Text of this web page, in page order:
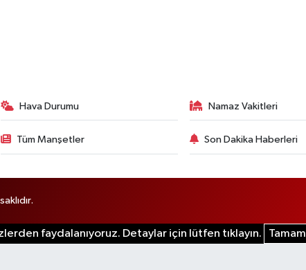
Hava Durumu Namaz Vakitleri
Tüm Manşetler Son Dakika Haberleri
faydalanıyoruz. Detaylar için lütfen tıklayın. Tamam